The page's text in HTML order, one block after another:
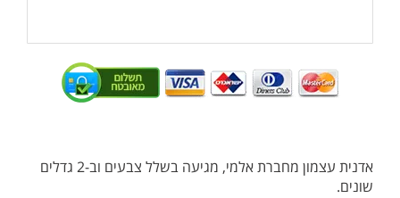
אדנית עצמון מחברת אלמי, מגיעה בשלל צבעים וב-2 גדלים
שונים.